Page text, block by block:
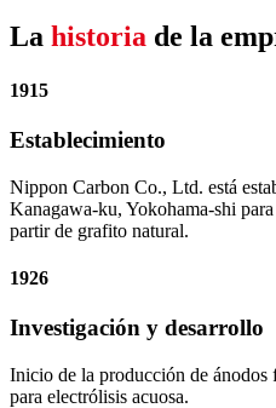
La historia de la
1915
Establecimiento
Nippon Carbon Co., Ltd. está
Kanagawa-ku, Yokohama-shi
partir de grafito natural.
1926
Investigación y desarrollo
Inicio de la producción de
para electrólisis acuosa.